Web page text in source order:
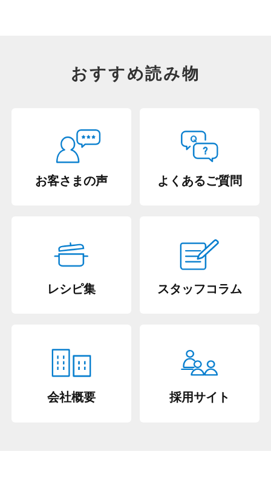
おすすめ読み物
お客さまの声 よくあるご質問
レシピ集 スタッフコラム
会社概要 採用サイト